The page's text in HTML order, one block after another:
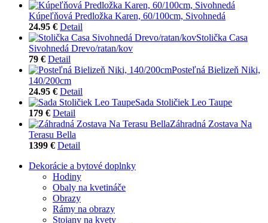
Kúpeľňová Predložka Karen, 60/100cm, Sivohnedá
24.95 € Detail
Stolička Casa
Sivohnedá Drevo/ratan/kov
79 € Detail
Posteľná Bielizeň Niki,
140/200cm
24.95 € Detail
Sada Stoličiek Leo Taupe
179 € Detail
Záhradná Zostava Na
Terasu Bella
1399 € Detail
Dekorácie a bytové doplnky
Hodiny
Obaly na kvetináče
Obrazy
Rámy na obrazy
Stojany na kvety